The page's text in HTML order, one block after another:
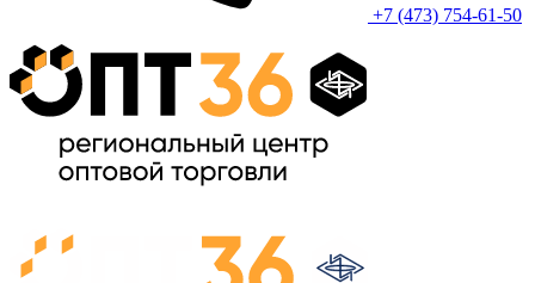
+7 (473) 754-61-50